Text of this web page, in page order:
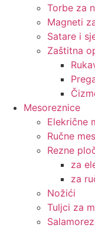
Torbe za
Magneti
Satare i
Zaštitna
Mesoreznice
Elekrične
Ručne
Rezne
za
za
Nožići
Tuljci za